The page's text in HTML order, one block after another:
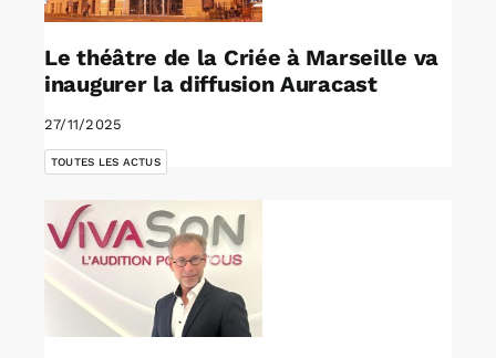
Le théâtre de la Criée à Marseille va
inaugurer la diffusion Auracast
27/11/2025
TOUTES LES ACTUS